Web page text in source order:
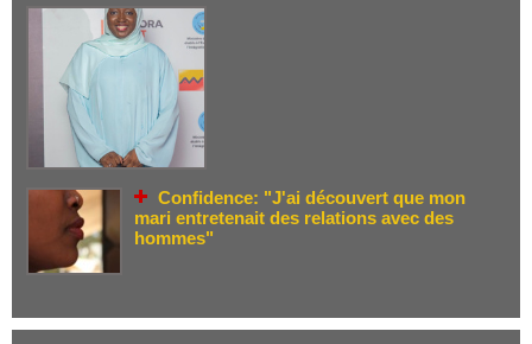
Confidence: "J'ai découvert que mon
mari entretenait des relations avec des
hommes"